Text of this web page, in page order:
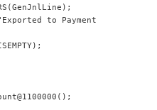
to Payment